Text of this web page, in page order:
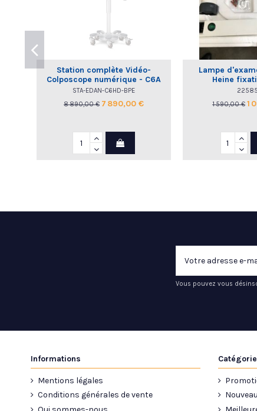
Station complète Vidéo-
Colposcope numérique - C6A
HD EDAN
STA-EDAN-C6HD-BPE
8 890,00 € 7 890,00 €
Lampe
Heine
1 590,00 € 1
Vous pouvez vous
Informations
Mentions légales
Conditions générales de vente